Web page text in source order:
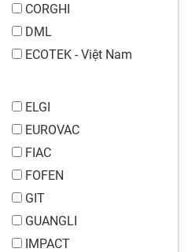
CORGHI
DML
ECOTEK - Việt Nam
ELGI
EUROVAC
FIAC
FOFEN
GIT
GUANGLI
IMPACT